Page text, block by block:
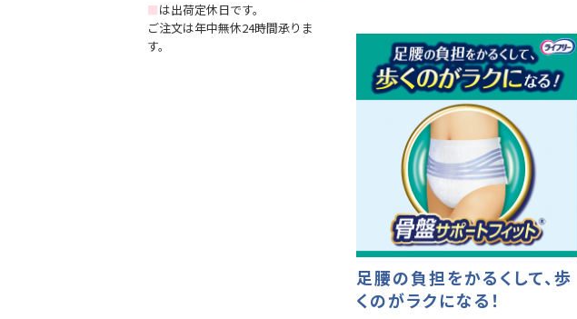
■は出荷定休日です。
ご注文は年中無休24時間承りま
す。
足腰の負担をかるくして、歩
くのがラクになる！